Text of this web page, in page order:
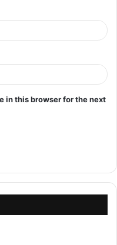
in this browser for the next